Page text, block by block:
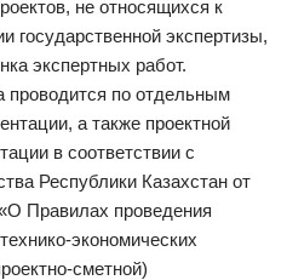
не относящихся к
государственной экспертизы,
экспертных работ.
проводится по отдельным
а также проектной
в соответствии с
Республики Казахстан от
Правилах проведения
экономических
сметной)